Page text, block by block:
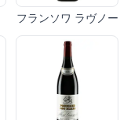
フランソワ ラヴノー